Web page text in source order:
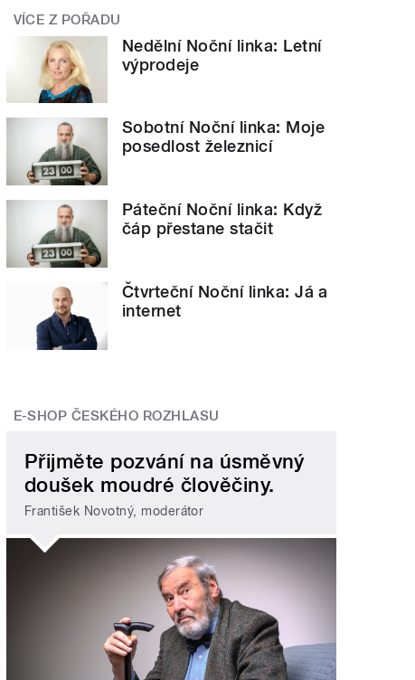
VÍCE Z POŘADU
Nedělní Noční linka: Letní
výprodeje
Sobotní Noční linka: Moje
posedlost železnicí
Páteční Noční linka: Když
čáp přestane stačit
Čtvrteční Noční linka: Já a
internet
E-SHOP ČESKÉHO ROZHLASU
Přijměte pozvání na úsměvný
doušek moudré člověčiny.
František Novotný, moderátor